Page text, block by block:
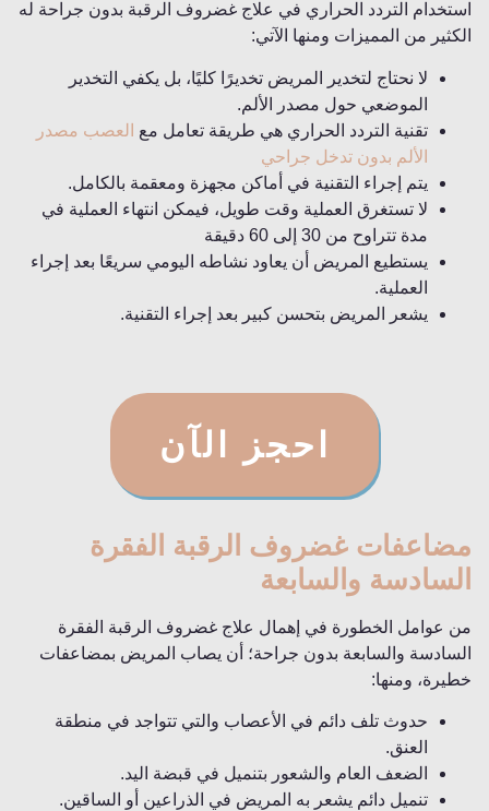
استخدام التردد الحراري في علاج غضروف الرقبة بدون جراحة له
الكثير من المميزات ومنها الآتي:
لا نحتاج لتخدير المريض تخديرًا كليًا، بل يكفي التخدير
الموضعي حول مصدر الألم.
تقنية التردد الحراري هي طريقة تعامل مع
العصب مصدر
الألم بدون تدخل جراحي
يتم إجراء التقنية في أماكن مجهزة ومعقمة بالكامل.
لا تستغرق العملية وقت طويل، فيمكن انتهاء العملية في
مدة تتراوح من 30 إلى 60 دقيقة
يستطيع المريض أن يعاود نشاطه اليومي سريعًا بعد إجراء
العملية.
يشعر المريض بتحسن كبير بعد إجراء التقنية.
احجز الآن
مضاعفات غضروف الرقبة الفقرة
السادسة والسابعة
من عوامل الخطورة في إهمال علاج غضروف الرقبة الفقرة
السادسة والسابعة بدون جراحة؛ أن يصاب المريض بمضاعفات
خطيرة، ومنها:
حدوث تلف دائم في الأعصاب والتي تتواجد في منطقة
العنق.
الضعف العام والشعور بتنميل في قبضة اليد.
تنميل دائم يشعر به المريض في الذراعين أو الساقين.